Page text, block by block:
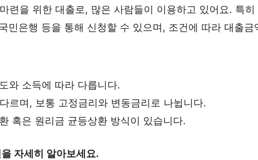
련을 위한 대출로, 많은 사람들이 이용하고 있어요. 특
민은행 등을 통해 신청할 수 있으며, 조건에 따라 대출
와 소득에 따라 다릅니다.
르며, 보통 고정금리와 변동금리로 나뉩니다.
혹은 원리금 균등상환 방식이 있습니다.
자세히 알아보세요.